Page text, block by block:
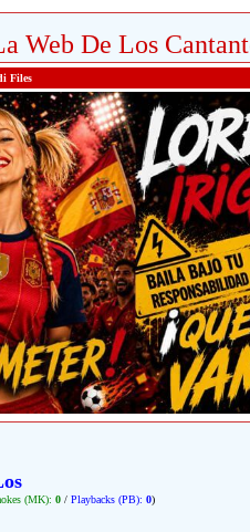
Web De Los
Files
(MK): 0/ Playbacks (PB): 0)